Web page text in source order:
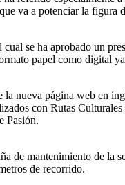
va a potenciar la
se ha aprobado un
papel como digital
nueva página web en
con Rutas
Pasión.
de mantenimiento de la
de recorrido.